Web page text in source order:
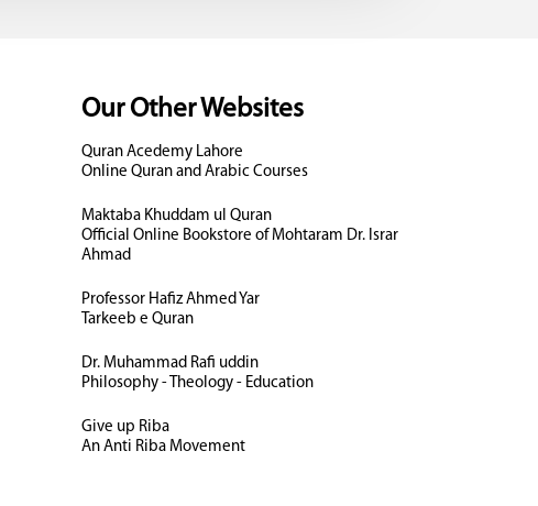
Our Other Websites
Quran Acedemy Lahore
Online Quran and Arabic Courses
Maktaba Khuddam ul Quran
Official Online Bookstore of Mohtaram Dr. Israr
Ahmad
Professor Hafiz Ahmed Yar
Tarkeeb e Quran
Dr. Muhammad Rafi uddin
Philosophy - Theology - Education
Give up Riba
An Anti Riba Movement